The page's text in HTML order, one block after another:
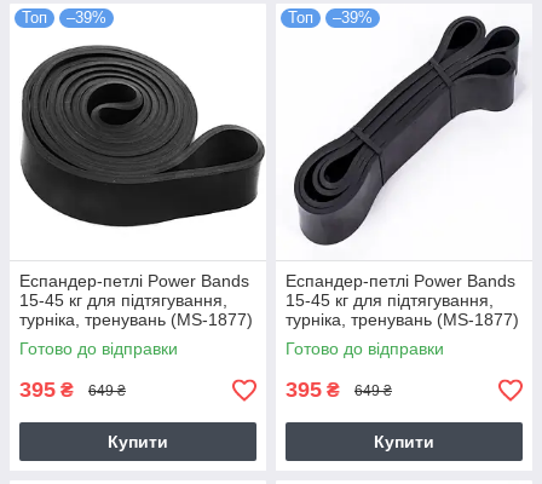
Топ –39%
Еспандер-петлі Power Bands
15-45 кг для підтягування,
турніка, тренувань (MS-1877)
Готово до відправки
395 ₴ 649 ₴
Купити
Топ –39%
Еспандер-петлі Power Bands
15-45 кг для підтягування,
турніка, тренувань (MS-1877)
Готово до відправки
395 ₴ 649 ₴
Купити